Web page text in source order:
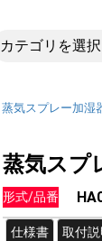
蒸気スプレー加湿
蒸気スプ
形式/品番
仕様書 取付